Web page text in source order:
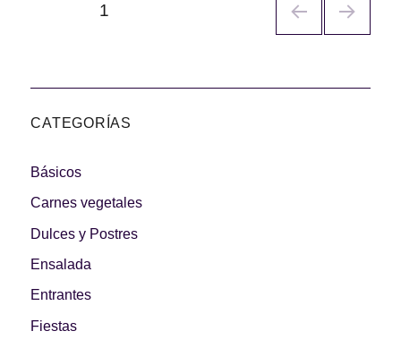
PÁGINA1
CATEGORÍAS
Básicos
Carnes vegetales
Dulces y Postres
Ensalada
Entrantes
Fiestas